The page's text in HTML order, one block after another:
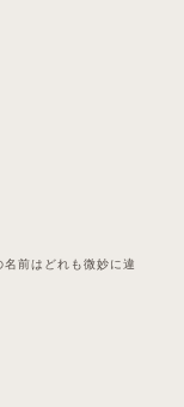
前はどれも微妙に違